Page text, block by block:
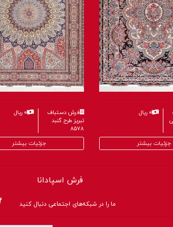
۰ ریال
فرش دستباف
تبریز طرح گنبد
۸۵۷۸
جزئیات بیشتر
۰ ریال
جزئیات بیشتر
فرش اسپادانا
ما را در شبکه‌های اجتماعی دنبال کنید